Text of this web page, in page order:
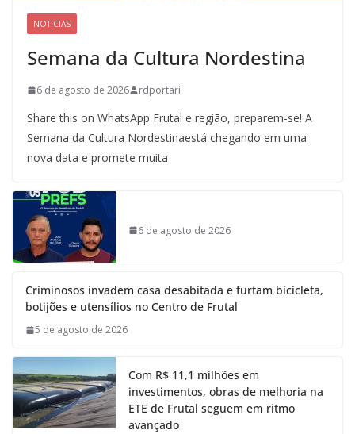
NOTICIAS
Semana da Cultura Nordestina
6 de agosto de 2026 rdportari
Share this on WhatsApp Frutal e região, preparem-se! A
Semana da Cultura Nordestinaestá chegando em uma
nova data e promete muita
6 de agosto de 2026
Criminosos invadem casa desabitada e furtam bicicleta,
botijões e utensílios no Centro de Frutal
5 de agosto de 2026
Com R$ 11,1 milhões em
investimentos, obras de melhoria na
ETE de Frutal seguem em ritmo
avançado